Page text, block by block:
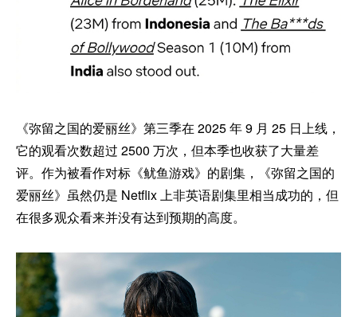
《弥留之国的爱丽丝》第三季在 2025 年 9 月 25 日上线，
它的观看次数超过 2500 万次，但本季也收获了大量差
评。作为被看作对标《鱿鱼游戏》的剧集，《弥留之国的
爱丽丝》虽然仍是 Netflix 上非英语剧集里相当成功的，但
在很多观众看来并没有达到预期的高度。